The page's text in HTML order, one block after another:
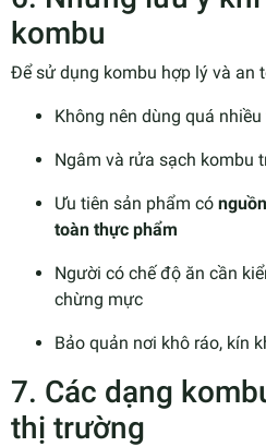
kombu
Để sử dụng kombu hợp lý và an
Không nên dùng quá
Ngâm và rửa sạch kombu
Ưu tiên sản phẩm có
toàn thực phẩm
Người có chế độ ăn cần
chừng mực
Bảo quản nơi khô ráo, kín
7. Các dạng
thị trường